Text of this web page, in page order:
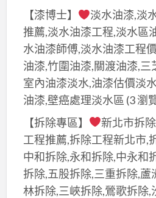
【漆博士】
淡水油漆,淡
推薦,淡水油漆工程,淡水區
水油漆師傅,淡水油漆工程
油漆,竹圍油漆,關渡油漆,三
室內油漆淡水,油漆估價淡
油漆,壁癌處理淡水區 (3 瀏
【拆除專區】
新北市拆
工程推薦,拆除工程新北市,
中和拆除,永和拆除,中永和
拆除,五股拆除,三重拆除,蘆
林拆除,三峽拆除,鶯歌拆除,